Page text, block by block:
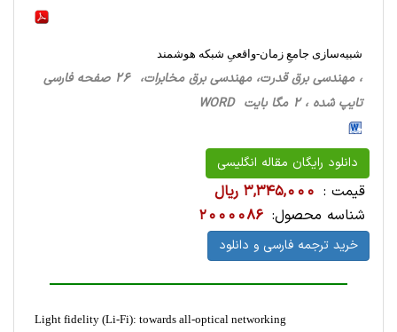
شبیه‌سازی جامعِ زمان-واقعیِ شبکه هوشمند
، مهندسی برق قدرت، مهندسی برق مخابرات، 26 صفحه فارسی
تایپ شده ، 2 مگا بایت WORD
دانلود رایگان مقاله انگلیسی
قیمت : 3,345,000 ریال
شناسه محصول: 2000086
خرید ترجمه فارسی و دانلود
Light fidelity (Li-Fi): towards all-optical networking